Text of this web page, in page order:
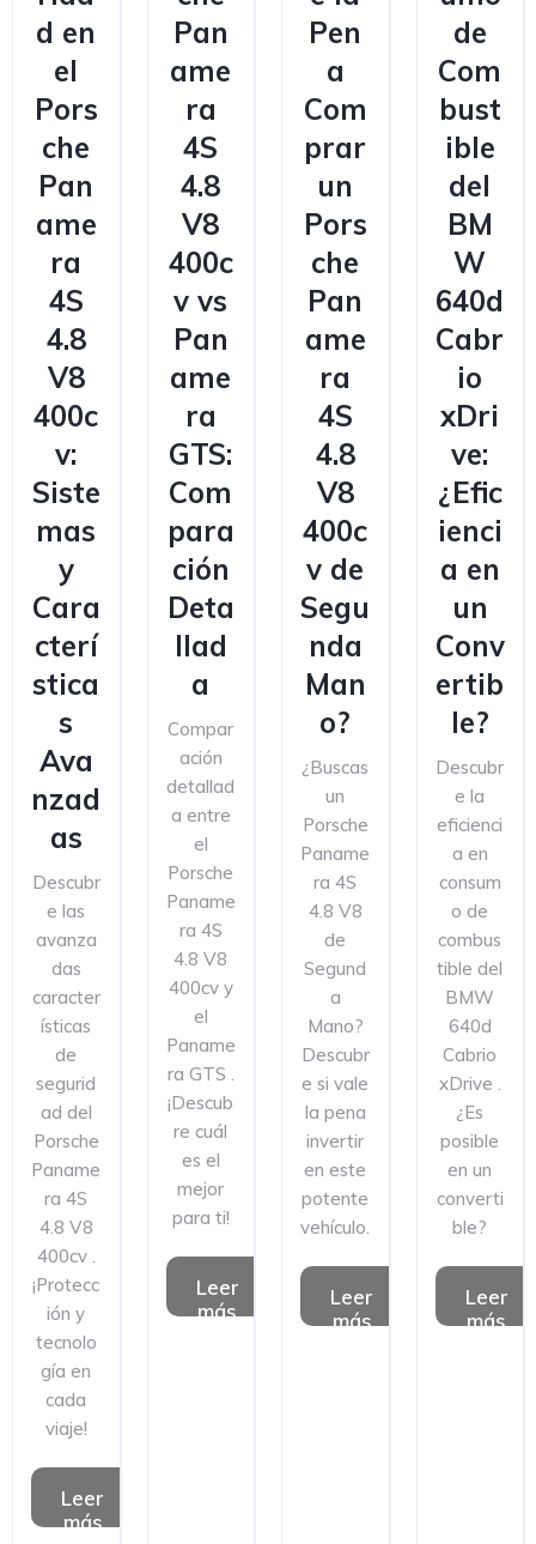
d en
el
Pors
che
Pan
ame
ra
4S
4.8
V8
400c
v:
Siste
mas
y
Cara
cterí
stica
s
Ava
nzad
as
Descubr
e las
avanza
das
caracter
ísticas
de
segurid
ad del
Porsche
Paname
ra 4S
4.8 V8
400cv .
¡Protecc
ión y
tecnolo
gía en
cada
viaje!
Leer
más
Pan
ame
ra
4S
4.8
V8
400c
v vs
Pan
ame
ra
GTS:
Com
para
ción
Deta
llad
a
Compar
ación
detallad
a entre
el
Porsche
Paname
ra 4S
4.8 V8
400cv y
el
Paname
ra GTS .
¡Descub
re cuál
es el
mejor
para ti!
Leer
más
Pen
a
Com
prar
un
Pors
che
Pan
ame
ra
4S
4.8
V8
400c
v de
Segu
nda
Man
o?
¿Buscas
un
Porsche
Paname
ra 4S
4.8 V8
de
Segund
a
Mano?
Descubr
e si vale
la pena
invertir
en este
potente
vehículo.
Leer
más
de
Com
bust
ible
del
BM
W
640d
Cabr
io
xDri
ve:
¿Efic
ienci
a en
un
Conv
ertib
le?
Descubr
e la
eficienci
a en
consum
o de
combus
tible del
BMW
640d
Cabrio
xDrive .
¿Es
posible
en un
converti
ble?
Leer
más